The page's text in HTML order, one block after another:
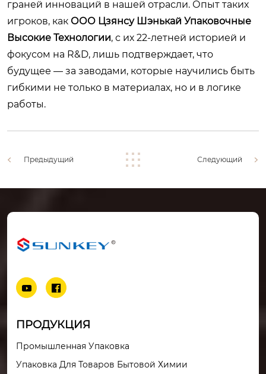
граней инноваций в нашей отрасли. Опыт таких
игроков, как ООО Цзянсу Шэнькай Упаковочные
Высокие Технологии, с их 22-летней историей и
фокусом на R&D, лишь подтверждает, что
будущее — за заводами, которые научились быть
гибкими не только в материалах, но и в логике
работы.
Предыдущий Следующий
 
ПРОДУКЦИЯ
Промышленная Упаковка
Упаковка Для Товаров Бытовой Химии